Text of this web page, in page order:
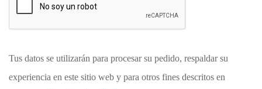
Tus datos se utilizarán para procesar su pedido, respaldar su
experiencia en este sitio web y para otros fines descritos en